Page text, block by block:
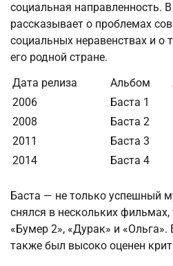
социальная направленность.
рассказывает о проблемах
социальных неравенствах и о
его родной стране.
Дата релиза
Альбом
2006
Баста 1
2008
Баста 2
2011
Баста 3
2014
Баста 4
Баста — не только успешный
снялся в нескольких
«Бумер 2», «Дурак» и «Ольга».
также был высоко оценен